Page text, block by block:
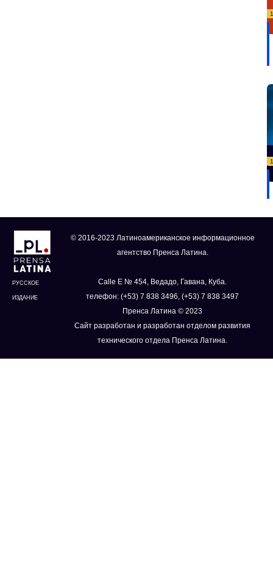
РУССКОЕ
ИЗДАНИЕ
© 2016-2023 Латиноамериканское информационное
агентство Пренса Латина.
Calle E № 454, Ведадо, Гавана, Куба.
телефон: (+53) 7 838 3496, (+53) 7 838 3497
Пренса Латина © 2023
Сайт разработан и разработан отделом развития
технического отдела Пренса Латина.